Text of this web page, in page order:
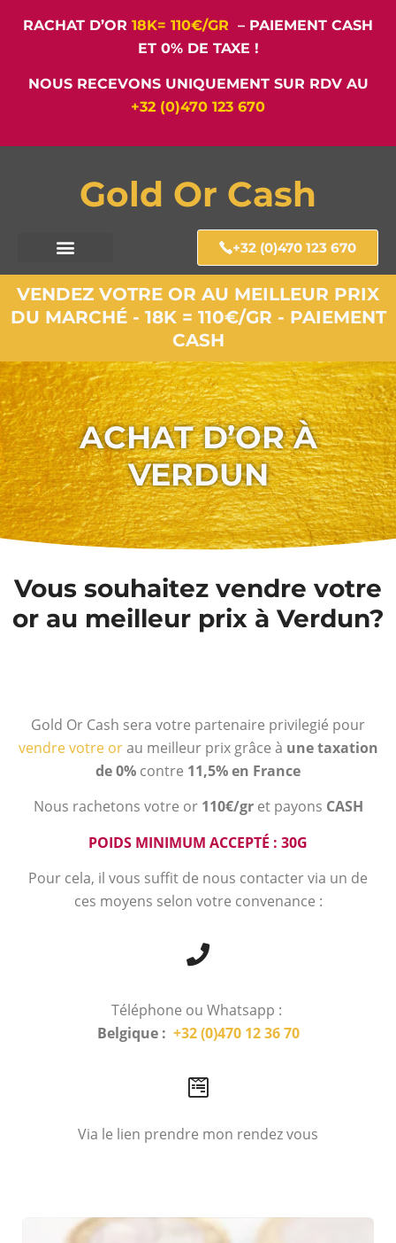
RACHAT D’OR 18K= 110€/GR – PAIEMENT CASH
ET 0% DE TAXE !
NOUS RECEVONS UNIQUEMENT SUR RDV AU
+32 (0)470 123 670
Gold Or Cash
+32 (0)470 123 670
VENDEZ VOTRE OR AU MEILLEUR PRIX
DU MARCHÉ - 18K = 110€/GR - PAIEMENT
CASH
ACHAT D’OR À
VERDUN
Vous souhaitez vendre votre
or au meilleur prix à Verdun?
Gold Or Cash sera votre partenaire privilegié pour
vendre votre orau meilleur prix grâce à une taxation
de 0% contre 11,5% en France
Nous rachetons votre or 110€/gr et payons CASH
POIDS MINIMUM ACCEPTÉ : 30G
Pour cela, il vous suffit de nous contacter via un de
ces moyens selon votre convenance :
Téléphone ou Whatsapp :
Belgique : +32 (0)470 12 36 70
Via le lien prendre mon rendez vous